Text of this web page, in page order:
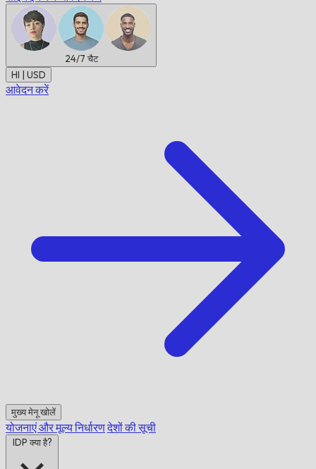
24/7 चैट
HI | USD
आवेदन करें
मुख्य मेनू खोलें
योजनाएं और मूल्य निर्धारणदेशों की सूची
IDP क्या है?